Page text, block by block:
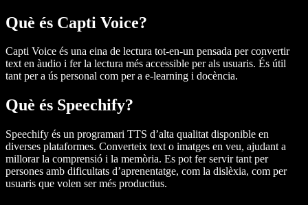
Què és Capti Voice?
Capti Voice és una eina de lectura tot-en-un pensada per convertir
text en àudio i fer la lectura més accessible per als usuaris. És útil
tant per a ús personal com per a e-learning i docència.
Què és Speechify?
Speechify és un programari TTS d’alta qualitat disponible en
diverses plataformes. Converteix text o imatges en veu, ajudant a
millorar la comprensió i la memòria. Es pot fer servir tant per
persones amb dificultats d’aprenentatge, com la dislèxia, com per
usuaris que volen ser més productius.